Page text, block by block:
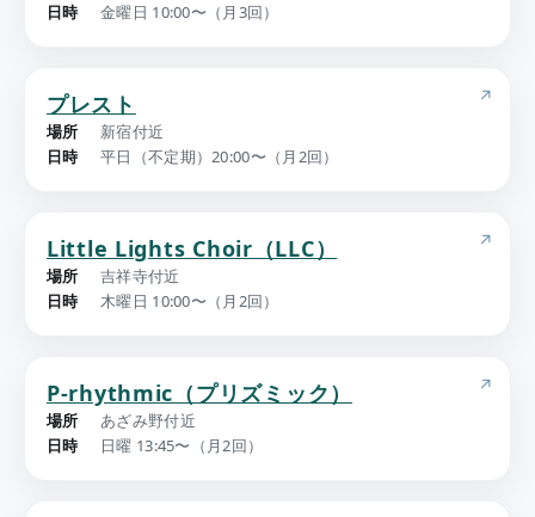
日時
金曜日 10:00〜（月3回）
プレスト
場所
新宿付近
日時
平日（不定期）20:00〜（月2回）
Little Lights Choir（LLC）
場所
吉祥寺付近
日時
木曜日 10:00〜（月2回）
P-rhythmic（プリズミック）
場所
あざみ野付近
日時
日曜 13:45〜（月2回）